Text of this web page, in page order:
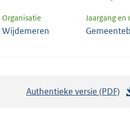
Organisatie Jaargang en
Wijdemeren
Authentieke versie (PDF)